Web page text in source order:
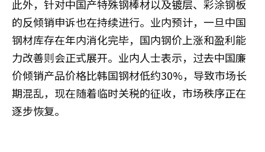
此外，针对中国产特殊钢棒材以及镀层、彩涂钢板
的反倾销申诉也在持续进行。业内预计，一旦中国
钢材库存在年内消化完毕，国内钢价上涨和盈利能
力改善则会正式展开。业内人士表示，过去中国廉
价倾销产品价格比韩国钢材低约30%，导致市场长
期混乱，现在随着临时关税的征收，市场秩序正在
逐步恢复。